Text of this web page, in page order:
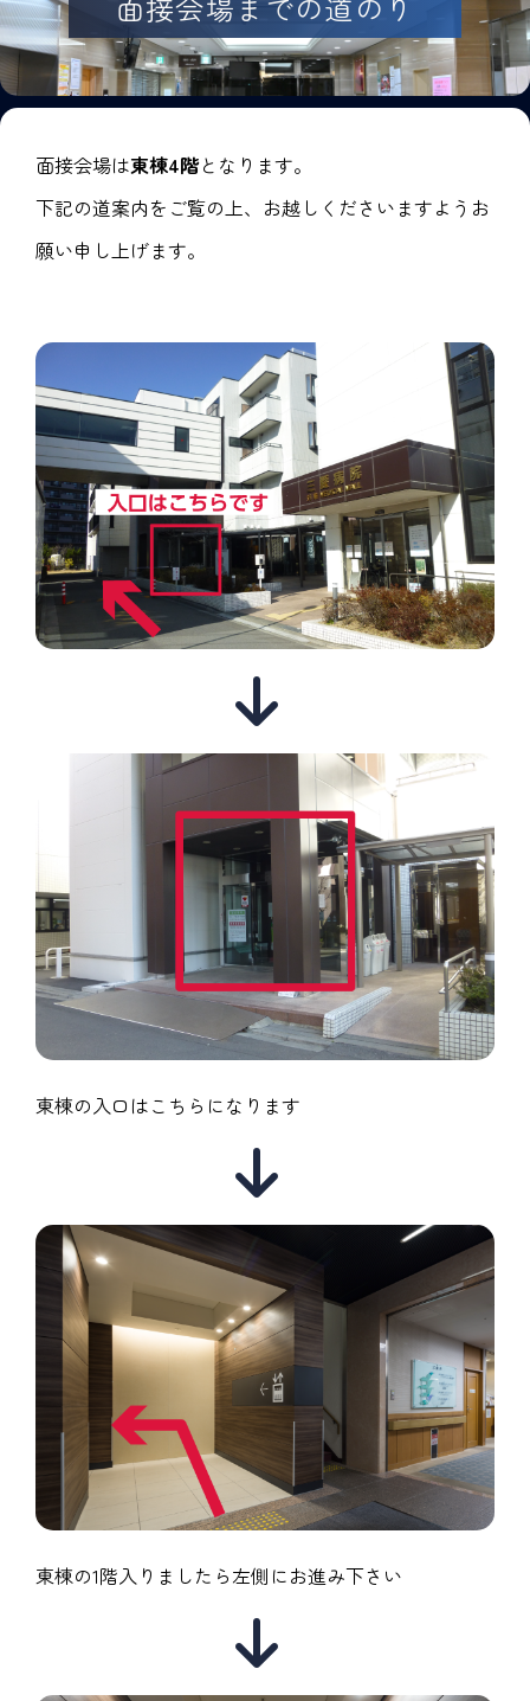
面接会場は東棟4階となります。
下記の道案内をご覧の上、お越しくださいますようお
願い申し上げます。
東棟の入口はこちらになります
東棟の1階入りましたら左側にお進み下さい